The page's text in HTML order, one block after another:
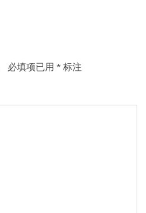
必填项已用 * 标注